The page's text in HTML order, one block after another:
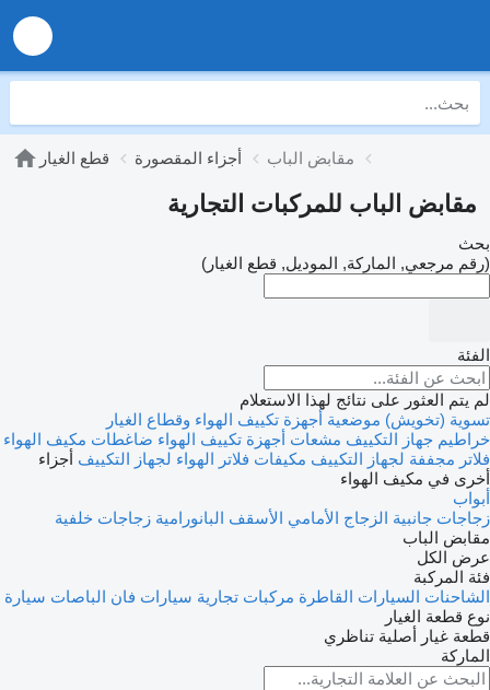
قطع الغيار أجزاء المقصورة مقابض الباب
مقابض الباب للمركبات التجارية
بحث
(رقم مرجعي, الماركة, الموديل, قطع الغيار)
الفئة
لم يتم العثور على نتائج لهذا الاستعلام
تسوية (تخويش) موضعية أجهزة تكييف الهواء وقطاع الغيار
خراطيم جهاز التكييف مشعات أجهزة تكييف الهواء ضاغطات مكيف الهواء
فلاتر مجففة لجهاز التكييف مكيفات فلاتر الهواء لجهاز التكييف أجزاء
أخرى في مكيف الهواء
أبواب
زجاجات جانبية الزجاج الأمامي الأسقف البانورامية زجاجات خلفية
مقابض الباب
عرض الكل
فئة المركبة
الشاحنات السيارات القاطرة مركبات تجارية سيارات فان الباصات سيارة
نوع قطعة الغيار
قطعة غيار أصلية تناظري
الماركة